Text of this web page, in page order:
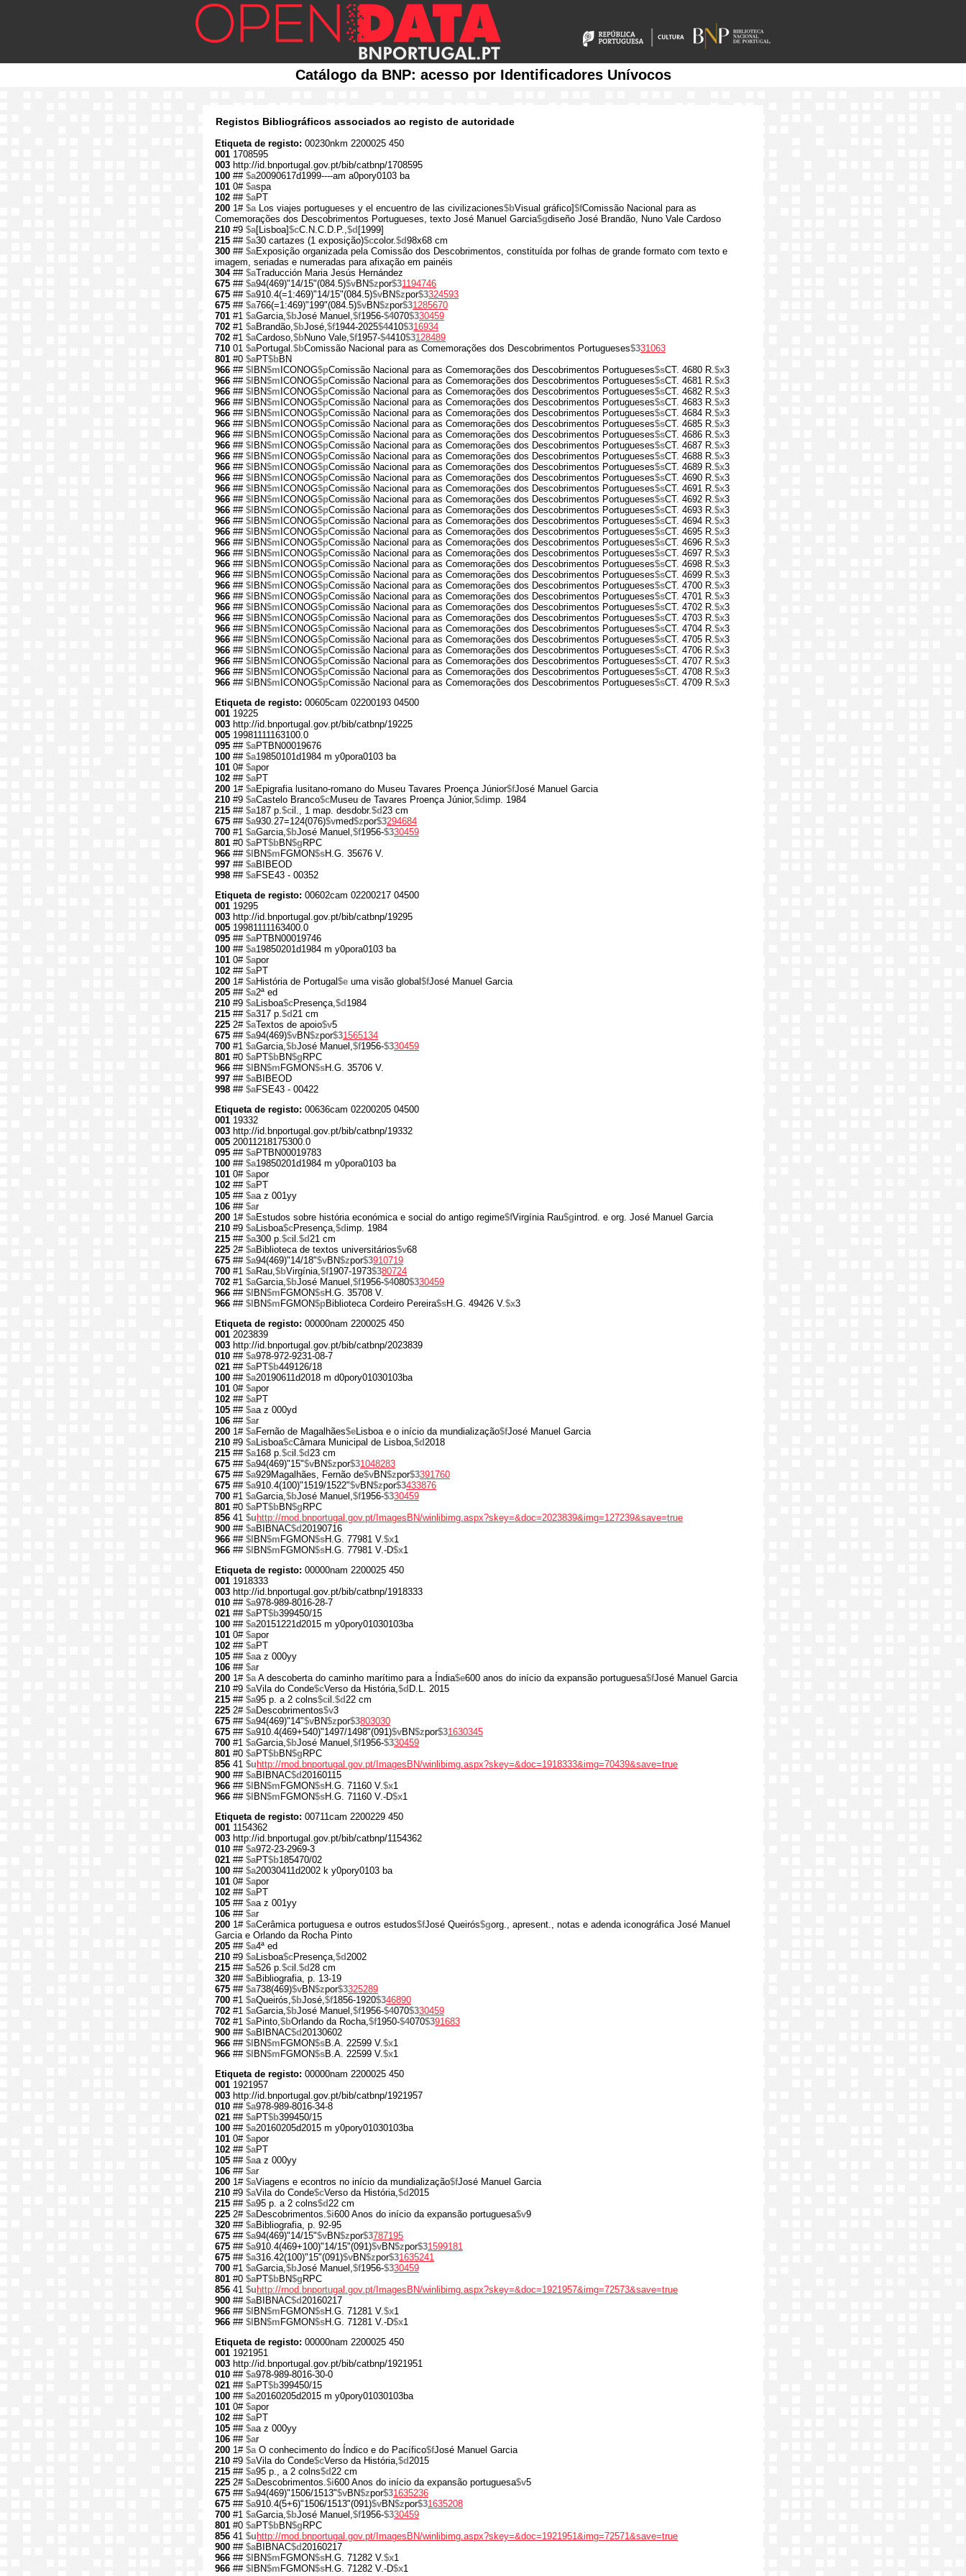
Catálogo da BNP: acesso por Identificadores Unívocos
Registos Bibliográficos associados ao registo de autoridade
Etiqueta de registo: 00230nkm 2200025 450
001 1708595
003 http://id.bnportugal.gov.pt/bib/catbnp/1708595
100 ## $a20090617d1999----am a0pory0103 ba
101 0# $aspa
102 ## $aPT
200 1# $aLos viajes portugueses y el encuentro de las civilizaciones$bVisual gráfico]$fComissão Nacional para as
Comemorações dos Descobrimentos Portugueses, texto José Manuel Garcia$gdiseño José Brandão, Nuno Vale Cardoso
210 #9 $a[Lisboa]$cC.N.C.D.P.,$d [1999]
215 ## $a30 cartazes (1 exposição)$ccolor.$d98x68 cm
300 ## $aExposição organizada pela Comissão dos Descobrimentos, constituída por folhas de grande formato com texto e
imagem, seriadas e numeradas para afixação em painéis
304## $aTraducción Maria Jesús Hernández
675 ## $a94(469)"14/15"(084.5)$vBN$zpor$31194746
675 ## $a910.4(=1:469)"14/15"(084.5)$vBN$zpor$3324593
675 ## $a766(=1:469)"199"(084.5)$vBN$zpor$31285670
701 #1 $aGarcia,$bJosé Manuel,$f1956-$4070$330459
702 #1 $aBrandão,$bJosé,$f1944-2025$4410$316934
702 #1 $aCardoso,$bNuno Vale,$f1957-$4410$3128489
710 01 $aPortugal.$bComissão Nacional para as Comemorações dos Descobrimentos Portugueses$331063
801 #0 $aPT$bBN
966 ## $l BN$m ICONOG$pComissão Nacional para as Comemorações dos Descobrimentos Portugueses$sCT. 4680 R.$x3
966 ## $l BN$m ICONOG$pComissão Nacional para as Comemorações dos Descobrimentos Portugueses$sCT. 4681 R.$x3
966 ## $l BN$m ICONOG$pComissão Nacional para as Comemorações dos Descobrimentos Portugueses$sCT. 4682 R.$x3
966 ## $l BN$m ICONOG$pComissão Nacional para as Comemorações dos Descobrimentos Portugueses$sCT. 4683 R.$x3
966 ## $l BN$m ICONOG$pComissão Nacional para as Comemorações dos Descobrimentos Portugueses$sCT. 4684 R.$x3
966 ## $l BN$m ICONOG$pComissão Nacional para as Comemorações dos Descobrimentos Portugueses$sCT. 4685 R.$x3
966 ## $l BN$m ICONOG$pComissão Nacional para as Comemorações dos Descobrimentos Portugueses$sCT. 4686 R.$x3
966 ## $l BN$m ICONOG$pComissão Nacional para as Comemorações dos Descobrimentos Portugueses$sCT. 4687 R.$x3
966 ## $l BN$m ICONOG$pComissão Nacional para as Comemorações dos Descobrimentos Portugueses$sCT. 4688 R.$x3
966 ## $l BN$m ICONOG$pComissão Nacional para as Comemorações dos Descobrimentos Portugueses$sCT. 4689 R.$x3
966 ## $l BN$m ICONOG$pComissão Nacional para as Comemorações dos Descobrimentos Portugueses$sCT. 4690 R.$x3
966 ## $l BN$m ICONOG$pComissão Nacional para as Comemorações dos Descobrimentos Portugueses$sCT. 4691 R.$x3
966 ## $l BN$m ICONOG$pComissão Nacional para as Comemorações dos Descobrimentos Portugueses$sCT. 4692 R.$x3
966 ## $l BN$m ICONOG$pComissão Nacional para as Comemorações dos Descobrimentos Portugueses$sCT. 4693 R.$x3
966 ## $l BN$m ICONOG$pComissão Nacional para as Comemorações dos Descobrimentos Portugueses$sCT. 4694 R.$x3
966 ## $l BN$m ICONOG$pComissão Nacional para as Comemorações dos Descobrimentos Portugueses$sCT. 4695 R.$x3
966 ## $l BN$m ICONOG$pComissão Nacional para as Comemorações dos Descobrimentos Portugueses$sCT. 4696 R.$x3
966 ## $l BN$m ICONOG$pComissão Nacional para as Comemorações dos Descobrimentos Portugueses$sCT. 4697 R.$x3
966 ## $l BN$m ICONOG$pComissão Nacional para as Comemorações dos Descobrimentos Portugueses$sCT. 4698 R.$x3
966 ## $l BN$m ICONOG$pComissão Nacional para as Comemorações dos Descobrimentos Portugueses$sCT. 4699 R.$x3
966 ## $l BN$m ICONOG$pComissão Nacional para as Comemorações dos Descobrimentos Portugueses$sCT. 4700 R.$x3
966 ## $l BN$m ICONOG$pComissão Nacional para as Comemorações dos Descobrimentos Portugueses$sCT. 4701 R.$x3
966 ## $l BN$m ICONOG$pComissão Nacional para as Comemorações dos Descobrimentos Portugueses$sCT. 4702 R.$x3
966 ## $l BN$m ICONOG$pComissão Nacional para as Comemorações dos Descobrimentos Portugueses$sCT. 4703 R.$x3
966 ## $l BN$m ICONOG$pComissão Nacional para as Comemorações dos Descobrimentos Portugueses$sCT. 4704 R.$x3
966 ## $l BN$m ICONOG$pComissão Nacional para as Comemorações dos Descobrimentos Portugueses$sCT. 4705 R.$x3
966 ## $l BN$m ICONOG$pComissão Nacional para as Comemorações dos Descobrimentos Portugueses$sCT. 4706 R.$x3
966 ## $l BN$m ICONOG$pComissão Nacional para as Comemorações dos Descobrimentos Portugueses$sCT. 4707 R.$x3
966 ## $l BN$m ICONOG$pComissão Nacional para as Comemorações dos Descobrimentos Portugueses$sCT. 4708 R.$x3
966 ## $l BN$m ICONOG$pComissão Nacional para as Comemorações dos Descobrimentos Portugueses$sCT. 4709 R.$x3
Etiqueta de registo: 00605cam 02200193 04500
001 19225
003 http://id.bnportugal.gov.pt/bib/catbnp/19225
005 19981111163100.0
095 ## $aPTBN00019676
100 ## $a19850101d1984 m y0pora0103 ba
101 0# $apor
102 ## $aPT
200 1# $aEpigrafia lusitano-romano do Museu Tavares Proença Júnior$fJosé Manuel Garcia
210 #9 $aCastelo Branco$cMuseu de Tavares Proença Júnior,$dimp. 1984
215 ## $a187 p.$cil., 1 map. desdobr.$d23 cm
675 ## $a930.27=124(076)$vmed$zpor$3294684
700 #1 $aGarcia,$bJosé Manuel,$f1956-$330459
801 #0 $aPT$bBN$g RPC
966 ## $l BN$m FGMON$sH.G. 35676 V.
997 ## $aBIBEOD
998 ## $aFSE43 - 00352
Etiqueta de registo: 00602cam 02200217 04500
001 19295
003 http://id.bnportugal.gov.pt/bib/catbnp/19295
005 19981111163400.0
095 ## $aPTBN00019746
100 ## $a19850201d1984 m y0pora0103 ba
101 0# $apor
102 ## $aPT
200 1# $aHistória de Portugal$e uma visão global$fJosé Manuel Garcia
205 ## $a2ª ed
210 #9 $aLisboa$cPresença,$d 1984
215 ## $a317 p.$d21 cm
225 2# $aTextos de apoio$v5
675 ## $a94(469)$vBN$zpor$31565134
700 #1 $aGarcia,$bJosé Manuel,$f1956-$330459
801 #0 $aPT$bBN$g RPC
966 ## $l BN$m FGMON$sH.G. 35706 V.
997 ## $aBIBEOD
998 ## $aFSE43 - 00422
Etiqueta de registo: 00636cam 02200205 04500
001 19332
003 http://id.bnportugal.gov.pt/bib/catbnp/19332
005 20011218175300.0
095 ## $aPTBN00019783
100 ## $a19850201d1984 m y0pora0103 ba
101 0# $apor
102 ## $aPT
105 ## $aa z 001yy
106 ## $ar
200 1# $aEstudos sobre história económica e social do antigo regime$fVirgínia Rau$gintrod. e org. José Manuel Garcia
210 #9 $aLisboa$cPresença,$dimp. 1984
215 ## $a300 p.$cil.$d21 cm
225 2# $aBiblioteca de textos universitários$v68
675 ## $a94(469)"14/18"$vBN$zpor$3910719
700 #1 $aRau,$bVirgínia,$f1907-1973$380724
702 #1 $aGarcia,$bJosé Manuel,$f1956-$4080$330459
966 ## $l BN$m FGMON$sH.G. 35708 V.
966 ## $l BN$m FGMON$pBiblioteca Cordeiro Pereira$sH.G. 49426 V.$x3
Etiqueta de registo: 00000nam 2200025 450
001 2023839
003 http://id.bnportugal.gov.pt/bib/catbnp/2023839
010 ## $a978-972-9231-08-7
021 ## $aPT$b449126/18
100 ## $a20190611d2018 m d0pory01030103ba
101 0# $apor
102 ## $aPT
105 ## $aa z 000yd
106 ## $ar
200 1# $aFernão de Magalhães$eLisboa e o início da mundialização$fJosé Manuel Garcia
210 #9 $aLisboa$cCâmara Municipal de Lisboa,$d2018
215 ## $a168 p.$cil.$d23 cm
675 ## $a94(469)"15"$vBN$zpor$31048283
675 ## $a929Magalhães, Fernão de$vBN$zpor$3391760
675 ## $a910.4(100)"1519/1522"$vBN$zpor$3433876
700 #1 $aGarcia,$bJosé Manuel,$f1956-$330459
801 #0 $aPT$bBN$g RPC
856 41 $u http://rnod.bnportugal.gov.pt/ImagesBN/winlibimg.aspx?skey=&doc=2023839&img=127239&save=true
900 ## $aBIBNAC$d20190716
966 ## $l BN$m FGMON$sH.G. 77981 V.$x1
966 ## $l BN$m FGMON$sH.G. 77981 V.-D$x1
Etiqueta de registo: 00000nam 2200025 450
001 1918333
003 http://id.bnportugal.gov.pt/bib/catbnp/1918333
010 ## $a978-989-8016-28-7
021 ## $aPT$b399450/15
100 ## $a20151221d2015 m y0pory01030103ba
101 0# $apor
102 ## $aPT
105 ## $aa z 000yy
106 ## $ar
200 1# $aA descoberta do caminho marítimo para a Índia$e600 anos do início da expansão portuguesa$fJosé Manuel Garcia
210 #9 $aVila do Conde$cVerso da História,$d D.L. 2015
215 ## $a95 p. a 2 colns$cil.$d22 cm
225 2# $aDescobrimentos$v3
675 ## $a94(469)"14"$vBN$zpor$3803030
675 ## $a910.4(469+540)"1497/1498"(091)$vBN$zpor$31630345
700 #1 $aGarcia,$bJosé Manuel,$f1956-$330459
801 #0 $aPT$bBN$g RPC
856 41 $u http://rnod.bnportugal.gov.pt/ImagesBN/winlibimg.aspx?skey=&doc=1918333&img=70439&save=true
900 ## $aBIBNAC$d20160115
966 ## $l BN$m FGMON$sH.G. 71160 V.$x1
966 ## $l BN$m FGMON$sH.G. 71160 V.-D$x1
Etiqueta de registo: 00711cam 2200229 450
001 1154362
003 http://id.bnportugal.gov.pt/bib/catbnp/1154362
010 ## $a972-23-2969-3
021 ## $aPT$b185470/02
100 ## $a20030411d2002 k y0pory0103 ba
101 0# $apor
102 ## $aPT
105 ## $aa z 001yy
106 ## $ar
200 1# $aCerâmica portuguesa e outros estudos$fJosé Queirós$gorg., apresent., notas e adenda iconográfica José Manuel
Garcia e Orlando da Rocha Pinto
205 ## $a4ª ed
210 #9 $aLisboa$cPresença,$d2002
215 ## $a526 p.$cil.$d28 cm
320 ## $aBibliografia, p. 13-19
675 ## $a738(469)$vBN$zpor$3325289
700 #1 $aQueirós,$bJosé,$f1856-1920$346890
702 #1 $aGarcia,$bJosé Manuel,$f1956-$4070$330459
702 #1 $aPinto,$bOrlando da Rocha,$f1950-$4070$391683
900 ## $aBIBNAC$d20130602
966 ## $l BN$m FGMON$sB.A. 22599 V.$x1
966 ## $l BN$m FGMON$sB.A. 22599 V.$x1
Etiqueta de registo: 00000nam 2200025 450
001 1921957
003 http://id.bnportugal.gov.pt/bib/catbnp/1921957
010 ## $a978-989-8016-34-8
021 ## $aPT$b399450/15
100 ## $a20160205d2015 m y0pory01030103ba
101 0# $apor
102 ## $aPT
105 ## $aa z 000yy
106 ## $ar
200 1# $aViagens e econtros no início da mundialização$fJosé Manuel Garcia
210 #9 $aVila do Conde$cVerso da História,$d2015
215 ## $a95 p. a 2 colns$d22 cm
225 2# $aDescobrimentos.$i600 Anos do início da expansão portuguesa$v9
320 ## $aBibliografia, p. 92-95
675 ## $a94(469)"14/15"$vBN$zpor$3787195
675 ## $a910.4(469+100)"14/15"(091)$vBN$zpor$31599181
675 ## $a316.42(100)"15"(091)$vBN$zpor$31635241
700 #1 $aGarcia,$bJosé Manuel,$f1956-$330459
801 #0 $aPT$bBN$g RPC
856 41 $u http://rnod.bnportugal.gov.pt/ImagesBN/winlibimg.aspx?skey=&doc=1921957&img=72573&save=true
900 ## $aBIBNAC$d20160217
966 ## $l BN$m FGMON$sH.G. 71281 V.$x1
966 ## $l BN$m FGMON$sH.G. 71281 V.-D$x1
Etiqueta de registo: 00000nam 2200025 450
001 1921951
003 http://id.bnportugal.gov.pt/bib/catbnp/1921951
010 ## $a978-989-8016-30-0
021 ## $aPT$b399450/15
100 ## $a20160205d2015 m y0pory01030103ba
101 0# $apor
102 ## $aPT
105 ## $aa z 000yy
106 ## $ar
200 1# $aO conhecimento do Índico e do Pacífico$fJosé Manuel Garcia
210 #9 $aVila do Conde$cVerso da História,$d2015
215 ## $a95 p., a 2 colns$d22 cm
225 2# $aDescobrimentos.$i600 Anos do início da expansão portuguesa$v5
675 ## $a94(469)"1506/1513"$vBN$zpor$31635236
675 ## $a910.4(5+6)"1506/1513"(091)$vBN$zpor$31635208
700 #1 $aGarcia,$bJosé Manuel,$f1956-$330459
801 #0 $aPT$bBN$g RPC
856 41 $u http://rnod.bnportugal.gov.pt/ImagesBN/winlibimg.aspx?skey=&doc=1921951&img=72571&save=true
900 ## $aBIBNAC$d20160217
966 ## $l BN$m FGMON$sH.G. 71282 V.$x1
966 ## $l BN$m FGMON$sH.G. 71282 V.-D$x1